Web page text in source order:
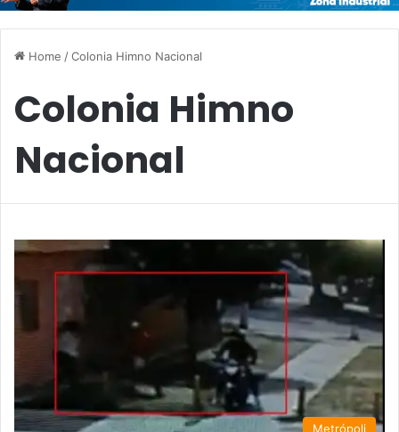
Home /Colonia Himno Nacional
Colonia Himno
Nacional
Metrópoli